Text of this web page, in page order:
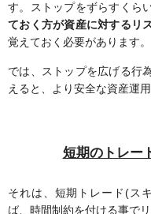
す。ストップをずらすくら
ておく方が資産に対するリ
覚えておく必要があります。
では、ストップを広げる行
えると、より安全な資産運
短期のトレー
それは、短期トレード(ス
ば、時間制約を付ける事で